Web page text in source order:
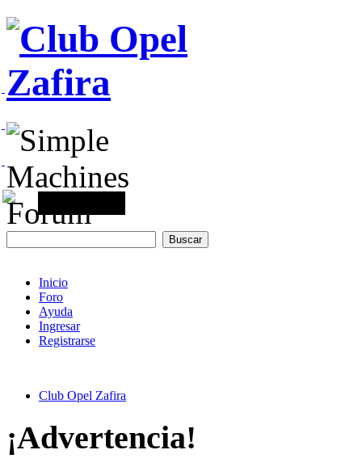
Inicio
Foro
Ayuda
Ingresar
Registrarse
Club Opel Zafira
¡Advertencia!